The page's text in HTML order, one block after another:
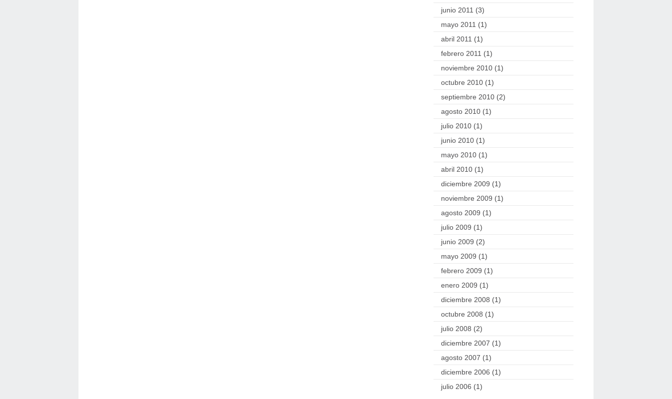
junio 2011 (3)
mayo 2011 (1)
abril 2011 (1)
febrero 2011 (1)
noviembre 2010 (1)
octubre 2010 (1)
septiembre 2010 (2)
agosto 2010 (1)
julio 2010 (1)
junio 2010 (1)
mayo 2010 (1)
abril 2010 (1)
diciembre 2009 (1)
noviembre 2009 (1)
agosto 2009 (1)
julio 2009 (1)
junio 2009 (2)
mayo 2009 (1)
febrero 2009 (1)
enero 2009 (1)
diciembre 2008 (1)
octubre 2008 (1)
julio 2008 (2)
diciembre 2007 (1)
agosto 2007 (1)
diciembre 2006 (1)
julio 2006 (1)